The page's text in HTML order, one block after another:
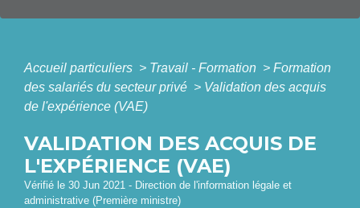
Accueil particuliers > Travail - Formation > Formation
des salariés du secteur privé > Validation des acquis
de l'expérience (VAE)
VALIDATION DES ACQUIS DE
L'EXPÉRIENCE (VAE)
Vérifié le 30 Jun 2021 - Direction de l'information légale et
administrative (Première ministre)